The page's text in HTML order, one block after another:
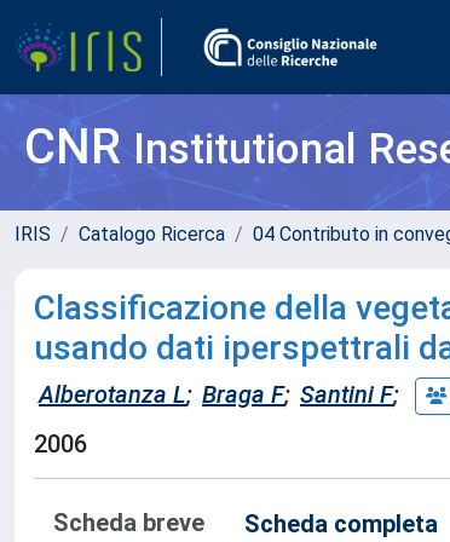
CNRInstitutional
IRIS Catalogo Ricerca 04 Contributo in
Classificazione della
usando dati iperspettrali
Alberotanza L; Braga F; Santini F;
2006
Scheda breve Scheda completa